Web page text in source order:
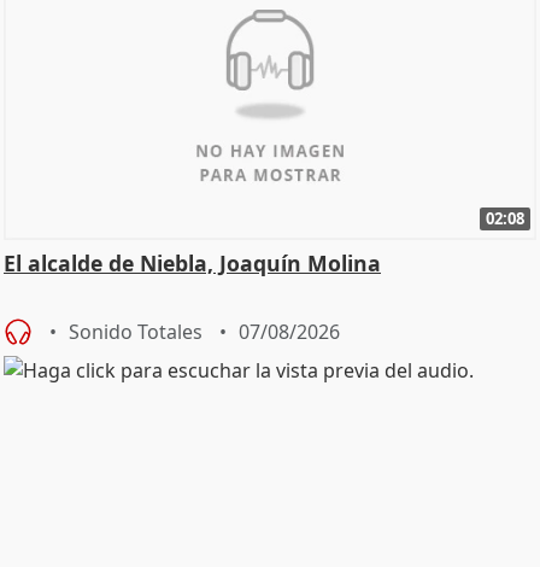
02:08
El alcalde de Niebla, Joaquín Molina
Sonido Totales 07/08/2026